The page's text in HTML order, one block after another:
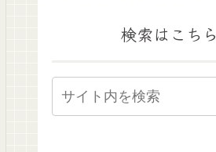
検索はこちら